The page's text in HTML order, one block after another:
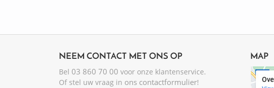
NEEM CONTACT MET ONS OP
Bel 03 860 70 00 voor onze klantenservice.
Of stel uw vraag in ons contactformulier!
MAP